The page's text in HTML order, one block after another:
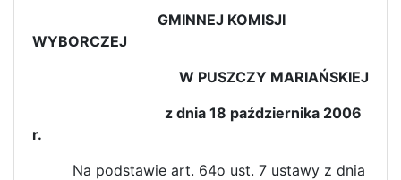
GMINNEJ KOMISJI
WYBORCZEJ
W PUSZCZY MARIAŃSKIEJ
z dnia 18 października 2006
r.
Na podstawie art. 64o ust. 7 ustawy z dnia